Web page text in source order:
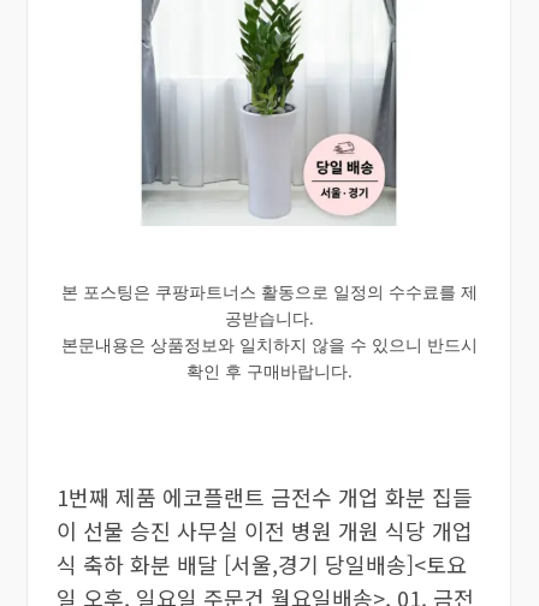
본 포스팅은 쿠팡파트너스 활동으로 일정의 수수료를 제
공받습니다.
본문내용은 상품정보와 일치하지 않을 수 있으니 반드시
확인 후 구매바랍니다.
1번째 제품 에코플랜트 금전수 개업 화분 집들
이 선물 승진 사무실 이전 병원 개원 식당 개업
식 축하 화분 배달 [서울,경기 당일배송]<토요
일 오후, 일요일 주문건 월요일배송>, 01. 금전